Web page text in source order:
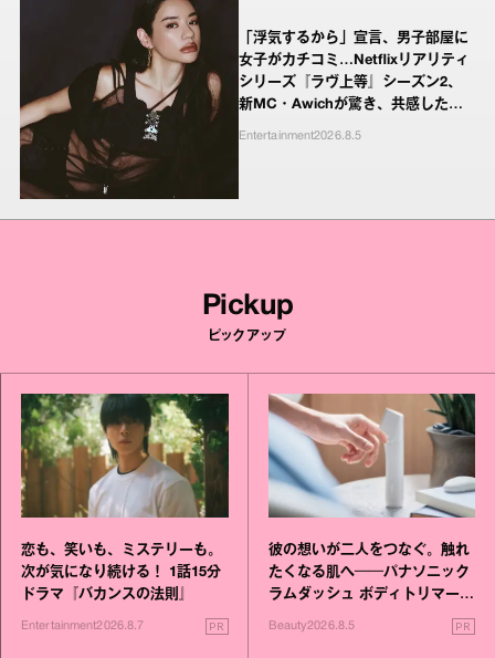
「浮気するから」宣言、男子部屋に
女子がカチコミ…Netflixリアリティ
シリーズ『ラヴ上等』シーズン2、
新MC・Awichが驚き、共感したヤ
Entertainment2026.8.5
Pickup
ピックアップ
恋も、笑いも、ミステリーも。
次が気になり続ける！ 1話15分
ドラマ『バカンスの法則』
Entertainment2026.8.7 PR
彼の想いが二人をつなぐ。触れ
たくなる肌へ──パナソニック
ラムダッシュ ボディトリマーが
Beauty2026.8.5 PR